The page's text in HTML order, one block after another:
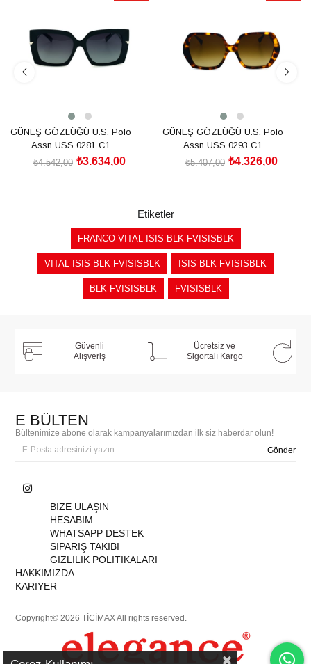
GÜNEŞ GÖZLÜĞÜ U.S. Polo
Assn USS 0281 C1
₺3.634,00
₺4.542,00
GÜNEŞ GÖZLÜĞÜ U.S. Polo
Assn USS 0293 C1
₺4.326,00
₺5.407,00
Etiketler
FRANCO VITAL ISIS BLK FVISISBLK
VITAL ISIS BLK FVISISBLK ISIS BLK FVISISBLK
BLK FVISISBLK FVISISBLK
Güvenli
Alışveriş
Ücretsiz ve
Sigortalı Kargo
E BÜLTEN
Bültenimize abone olarak kampanyalarımızdan ilk siz haberdar olun!
Gönder
BIZE ULAŞIN
HESABIM
WHATSAPP DESTEK
SIPARIŞ TAKIBI
GIZLILIK POLITIKALARI
HAKKIMIZDA
KARIYER
Copyright© 2026 TİCİMAX All rights reserved.